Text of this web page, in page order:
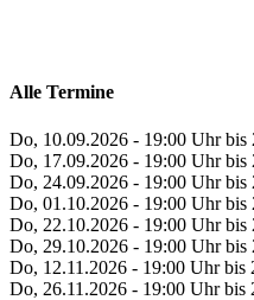
Alle Termine
Do, 10.09.2026 - 19:00 Uhr bis
Do, 17.09.2026 - 19:00 Uhr bis
Do, 24.09.2026 - 19:00 Uhr bis
Do, 01.10.2026 - 19:00 Uhr bis
Do, 22.10.2026 - 19:00 Uhr bis
Do, 29.10.2026 - 19:00 Uhr bis
Do, 12.11.2026 - 19:00 Uhr bis
Do, 26.11.2026 - 19:00 Uhr bis